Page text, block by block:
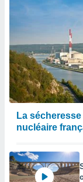
La
nucléaire